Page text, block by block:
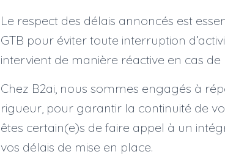
Le respect des délais annoncés est
GTB pour éviter toute interruption
intervient de manière réactive en cas de
Chez B2ai, nous sommes engagés à
rigueur, pour garantir la continuité de
êtes certain(e)s de faire appel à un
vos délais de mise en place.